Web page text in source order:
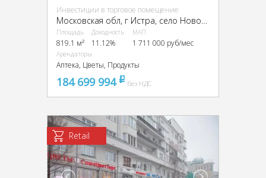
Инвестиции в торговое помещение
Московская обл, г Истра, село Новопетровское, ул Первомайская, д 1
Площадь
819.1 м²
Доходность
11.12%
МАП
1 711 000 руб/мес
Арендаторы
Аптека, Цветы, Продукты
184 699 994 pуббез НДС
Retail